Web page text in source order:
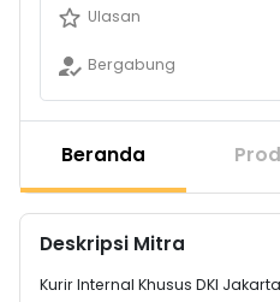
Ulasan
Bergabung
Beranda
Deskripsi Mitra
Kurir Internal Khusus DKI